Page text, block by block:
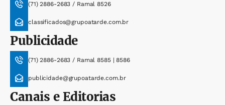
(71) 2886-2683 / Ramal 8526
classificados@grupoatarde.com.br
Publicidade
(71) 2886-2683 / Ramal 8585 | 8586
publicidade@grupoatarde.com.br
Canais e Editorias